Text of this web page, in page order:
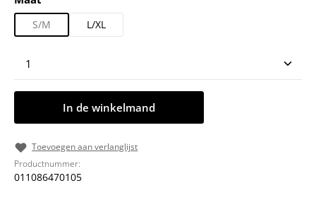
S/M L/XL
Producthoeveelheid: Voer de gewenste
In de winkelmand
Toevoegen aan verlanglijst
Productnummer:
011086470105